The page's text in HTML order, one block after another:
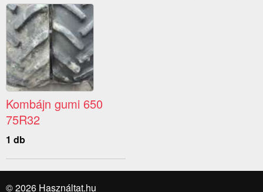
Kombájn gumi 650
75R32
1 db
© 2026 Használtat.hu